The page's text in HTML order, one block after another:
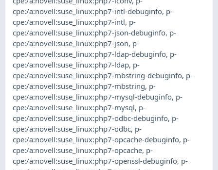
cpe:/a:novell:suse_linux:php7-intl-debuginfo, p-
cpe:/a:novell:suse_linux:php7-intl, p-
cpe:/a:novell:suse_linux:php7-json-debuginfo, p-
cpe:/a:novell:suse_linux:php7-json, p-
cpe:/a:novell:suse_linux:php7-ldap-debuginfo, p-
cpe:/a:novell:suse_linux:php7-ldap, p-
cpe:/a:novell:suse_linux:php7-mbstring-debuginfo, p-
cpe:/a:novell:suse_linux:php7-mbstring, p-
cpe:/a:novell:suse_linux:php7-mysql-debuginfo, p-
cpe:/a:novell:suse_linux:php7-mysql, p-
cpe:/a:novell:suse_linux:php7-odbc-debuginfo, p-
cpe:/a:novell:suse_linux:php7-odbc, p-
cpe:/a:novell:suse_linux:php7-opcache-debuginfo, p-
cpe:/a:novell:suse_linux:php7-opcache, p-
cpe:/a:novell:suse_linux:php7-openssl-debuginfo, p-